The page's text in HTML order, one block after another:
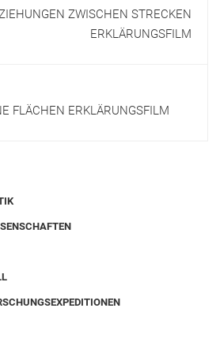
ZWISCHEN STRECKEN
ERKLÄRUNGSFILM
FLÄCHEN ERKLÄRUNGSFILM